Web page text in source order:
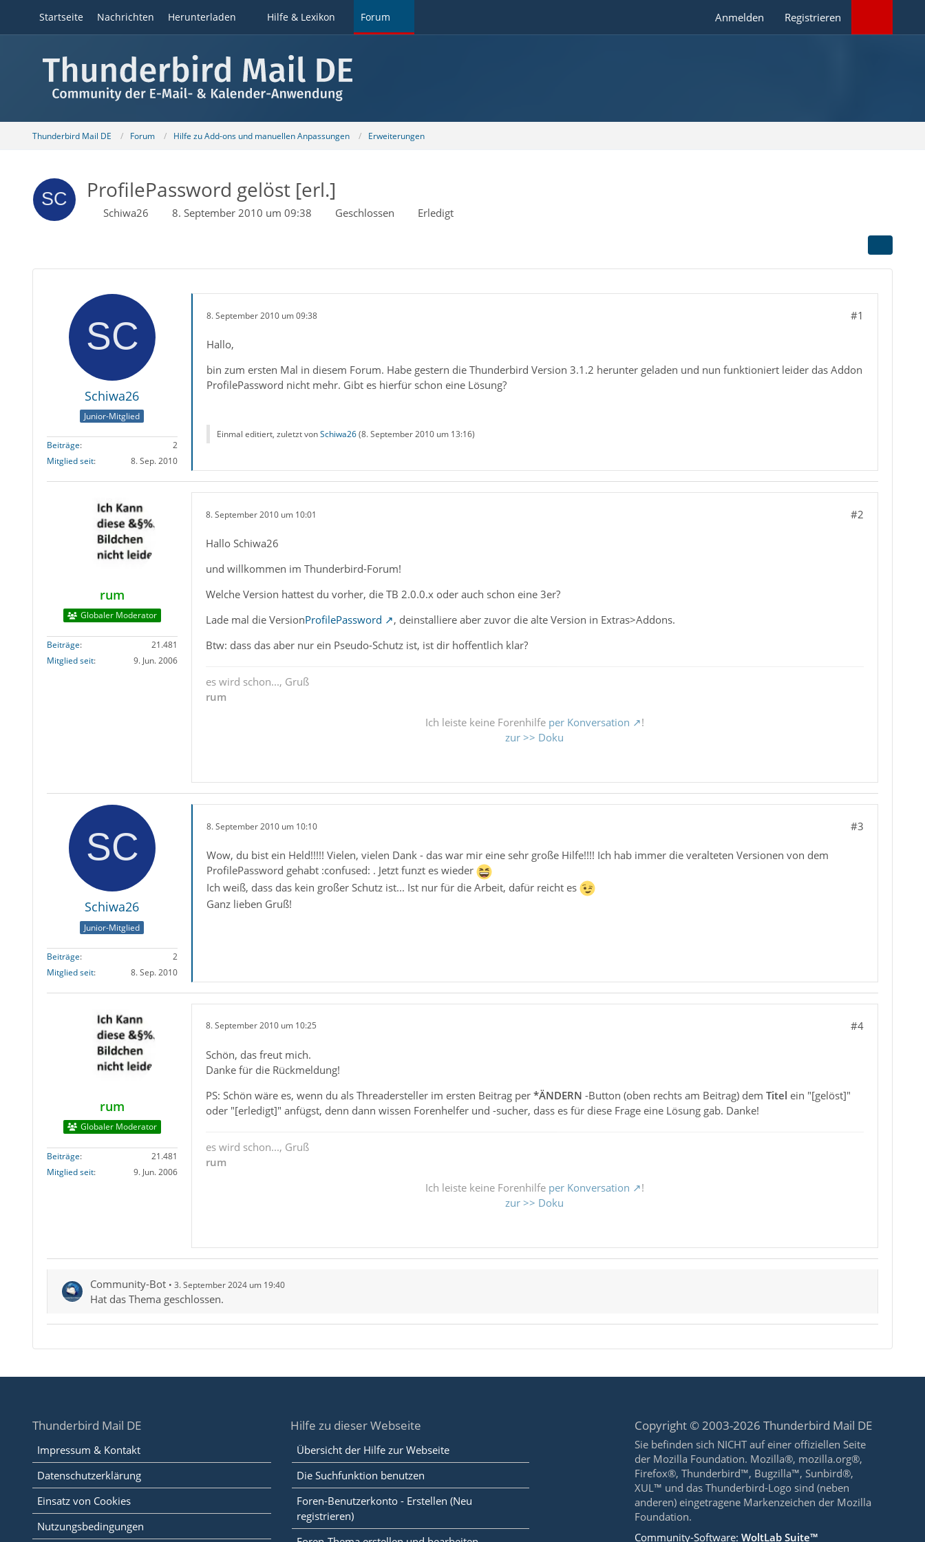
Startseite Nachrichten Herunterladen Hilfe & Lexikon Forum Anmelden Registrieren
Thunderbird Mail DE Forum Hilfe zu Add-ons und manuellen Anpassungen Erweiterungen
ProfilePassword gelöst [erl.]
Schiwa26 8. September 2010 um 09:38 Geschlossen Erledigt
Schiwa26
Junior-Mitglied
Beiträge
2
Mitglied seit
8. Sep. 2010
8. September 2010 um 09:38 #1
Hallo,
bin zum ersten Mal in diesem Forum. Habe gestern die Thunderbird Version 3.1.2 herunter geladen und nun funktioniert leider das Addon
ProfilePassword nicht mehr. Gibt es hierfür schon eine Lösung?
Einmal editiert, zuletzt vonSchiwa26(8. September 2010 um 13:16)
rum
Globaler Moderator
Beiträge
21.481
Mitglied seit
9. Jun. 2006
8. September 2010 um 10:01 #2
Hallo Schiwa26
und willkommen im Thunderbird-Forum!
Welche Version hattest du vorher, die TB 2.0.0.x oder auch schon eine 3er?
Lade mal die VersionProfilePassword
, deinstalliere aber zuvor die alte Version in Extras>Addons.
Btw: dass das aber nur ein Pseudo-Schutz ist, ist dir hoffentlich klar?
es wird schon..., Gruß
rum
Ich leiste keine Forenhilfe per Konversation
!
zur >> Doku
Schiwa26
Junior-Mitglied
Beiträge
2
Mitglied seit
8. Sep. 2010
8. September 2010 um 10:10 #3
Wow, du bist ein Held!!!!! Vielen, vielen Dank - das war mir eine sehr große Hilfe!!!! Ich hab immer die veralteten Versionen von dem
ProfilePassword gehabt :confused: . Jetzt funzt es wieder
Ich weiß, dass das kein großer Schutz ist... Ist nur für die Arbeit, dafür reicht es
Ganz lieben Gruß!
rum
Globaler Moderator
Beiträge
21.481
Mitglied seit
9. Jun. 2006
8. September 2010 um 10:25 #4
Schön, das freut mich.
Danke für die Rückmeldung!
PS: Schön wäre es, wenn du als Threadersteller im ersten Beitrag per *ÄNDERN -Button (oben rechts am Beitrag) dem Titel ein "[gelöst]"
oder "[erledigt]" anfügst, denn dann wissen Forenhelfer und -sucher, dass es für diese Frage eine Lösung gab. Danke!
es wird schon..., Gruß
rum
Ich leiste keine Forenhilfe per Konversation
!
zur >> Doku
Community-Bot 3. September 2024 um 19:40
Hat das Thema geschlossen.
Thunderbird Mail DE
Impressum & Kontakt
Datenschutzerklärung
Einsatz von Cookies
Nutzungsbedingungen
Hilfe zu dieser Webseite
Übersicht der Hilfe zur Webseite
Die Suchfunktion benutzen
Foren-Benutzerkonto - Erstellen (Neu
registrieren)
Copyright © 2003-2026 Thunderbird Mail DE
Sie befinden sich NICHT auf einer offiziellen Seite
der Mozilla Foundation. Mozilla®, mozilla.org®,
Firefox®, Thunderbird™, Bugzilla™, Sunbird®,
XUL™ und das Thunderbird-Logo sind (neben
anderen) eingetragene Markenzeichen der Mozilla
Foundation.
Community-Software:WoltLab Suite™